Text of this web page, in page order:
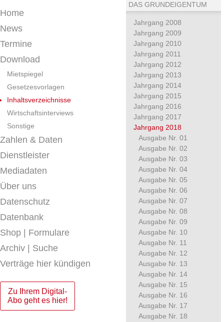
Home
News
Termine
Download
Mietspiegel
Gesetzesvorlagen
Inhaltsverzeichnisse
Wirtschaftsinterviews
Sonstige
Zahlen & Daten
Dienstleister
Mediadaten
Über uns
Datenschutz
Datenbank
Shop | Formulare
Archiv | Suche
Verträge hier kündigen
Zu Ihrem Digital-
Abo geht es hier!
DAS GRUNDEIGENTUM
Jahrgang 2008
Jahrgang 2009
Jahrgang 2010
Jahrgang 2011
Jahrgang 2012
Jahrgang 2013
Jahrgang 2014
Jahrgang 2015
Jahrgang 2016
Jahrgang 2017
Jahrgang 2018
Ausgabe Nr. 01
Ausgabe Nr. 02
Ausgabe Nr. 03
Ausgabe Nr. 04
Ausgabe Nr. 05
Ausgabe Nr. 06
Ausgabe Nr. 07
Ausgabe Nr. 08
Ausgabe Nr. 09
Ausgabe Nr. 10
Ausgabe Nr. 11
Ausgabe Nr. 12
Ausgabe Nr. 13
Ausgabe Nr. 14
Ausgabe Nr. 15
Ausgabe Nr. 16
Ausgabe Nr. 17
Ausgabe Nr. 18